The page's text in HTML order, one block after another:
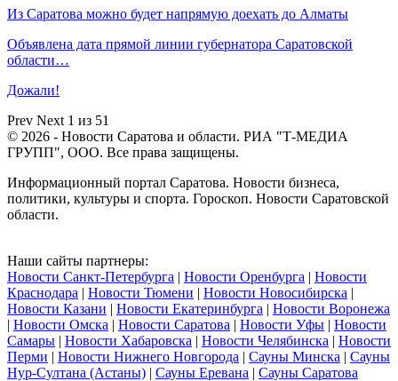
Из Саратова можно будет напрямую доехать до Алматы
Объявлена дата прямой линии губернатора Саратовской
области…
Дожали!
Prev Next 1 из 51
© 2026 - Новости Саратова и области. РИА "Т-МЕДИА
ГРУПП", ООО. Все права защищены.
Информационный портал Саратова. Новости бизнеса,
политики, культуры и спорта. Гороскоп. Новости Саратовской
области.
Наши сайты партнеры:
Новости Санкт-Петербурга | Новости Оренбурга | Новости
Краснодара | Новости Тюмени | Новости Новосибирска |
Новости Казани | Новости Екатеринбурга | Новости Воронежа
| Новости Омска | Новости Саратова | Новости Уфы | Новости
Самары | Новости Хабаровска | Новости Челябинска | Новости
Перми | Новости Нижнего Новгорода | Сауны Минска | Сауны
Нур-Султана (Астаны) | Сауны Еревана | Сауны Саратова